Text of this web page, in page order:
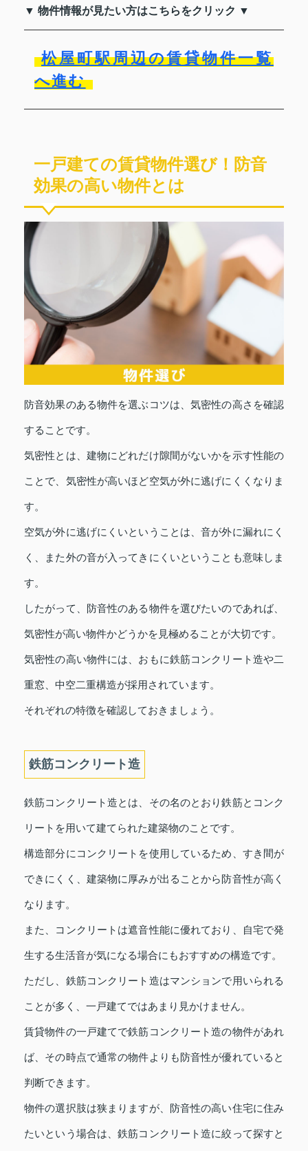
▼ 物件情報が見たい方はこちらをクリック ▼
松屋町駅周辺の賃貸物件一覧
へ進む
一戸建ての賃貸物件選び！防音
効果の高い物件とは
防音効果のある物件を選ぶコツは、気密性の高さを確認
することです。
気密性とは、建物にどれだけ隙間がないかを示す性能の
ことで、気密性が高いほど空気が外に逃げにくくなりま
す。
空気が外に逃げにくいということは、音が外に漏れにく
く、また外の音が入ってきにくいということも意味しま
す。
したがって、防音性のある物件を選びたいのであれば、
気密性が高い物件かどうかを見極めることが大切です。
気密性の高い物件には、おもに鉄筋コンクリート造や二
重窓、中空二重構造が採用されています。
それぞれの特徴を確認しておきましょう。
鉄筋コンクリート造
鉄筋コンクリート造とは、その名のとおり鉄筋とコンク
リートを用いて建てられた建築物のことです。
構造部分にコンクリートを使用しているため、すき間が
できにくく、建築物に厚みが出ることから防音性が高く
なります。
また、コンクリートは遮音性能に優れており、自宅で発
生する生活音が気になる場合にもおすすめの構造です。
ただし、鉄筋コンクリート造はマンションで用いられる
ことが多く、一戸建てではあまり見かけません。
賃貸物件の一戸建てで鉄筋コンクリート造の物件があれ
ば、その時点で通常の物件よりも防音性が優れていると
判断できます。
物件の選択肢は狭まりますが、防音性の高い住宅に住み
たいという場合は、鉄筋コンクリート造に絞って探すと